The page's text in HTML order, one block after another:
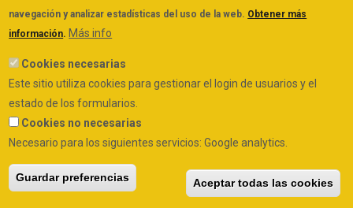
navegación y analizar estadísticas del uso de la web. Obtener más
información. Más info
Cookies necesarias
Este sitio utiliza cookies para gestionar el login de usuarios y el
estado de los formularios.
Cookies no necesarias
Necesario para los siguientes servicios: Google analytics.
Guardar preferencias Aceptar todas las cookies